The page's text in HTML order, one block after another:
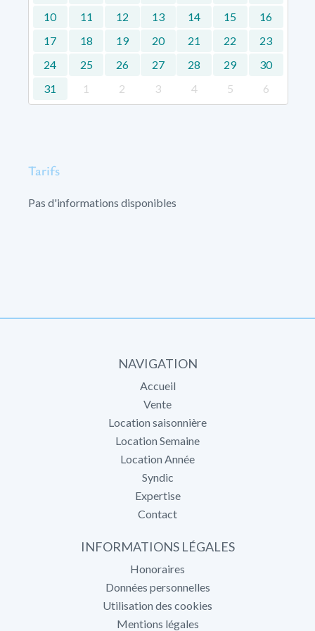
10
11 12 13 14 15
16
17
18 19 20 21 22
23
24
25 26 27 28 29
30
31
1 2 3 4 5 6
Tarifs
Pas d'informations disponibles
NAVIGATION
Accueil
Vente
Location saisonnière
Location Semaine
Location Année
Syndic
Expertise
Contact
INFORMATIONS LÉGALES
Honoraires
Données personnelles
Utilisation des cookies
Mentions légales